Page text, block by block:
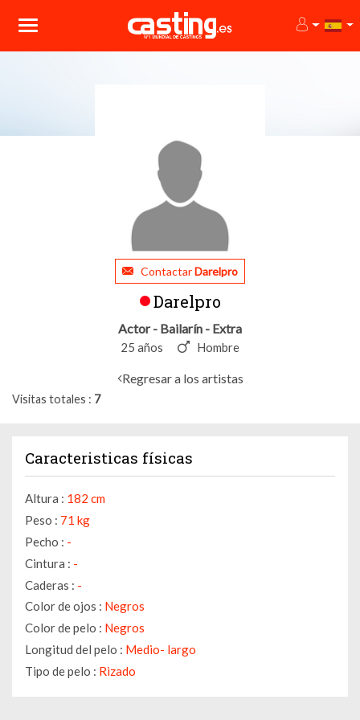
ContactarDarelpro
Darelpro
Actor - Bailarín - Extra
25 años Hombre
Regresar a los artistas
Visitas totales 7
Caracteristicas físicas
Altura : 182 cm
Peso : 71 kg
Pecho : -
Cintura : -
Caderas : -
Color de ojos : Negros
Color de pelo : Negros
Longitud del pelo : Medio- largo
Tipo de pelo : Rizado